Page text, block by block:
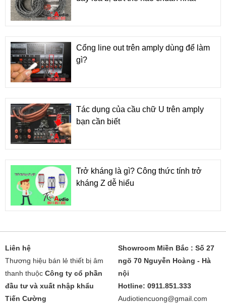
Cổng line out trên amply dùng để làm
gì?
Tác dụng của cầu chữ U trên amply
bạn cần biết
Trở kháng là gì? Công thức tính trở
kháng Z dễ hiểu
Liên hệ
Thương hiệu bán lẻ thiết bị âm
thanh thuộc Công ty cổ phần
đầu tư và xuất nhập khẩu
Tiến Cường
Showroom Miền Bắc : Số 27
ngõ 70 Nguyễn Hoàng - Hà
nội
Hotline: 0911.851.333
Audiotiencuong@gmail.com